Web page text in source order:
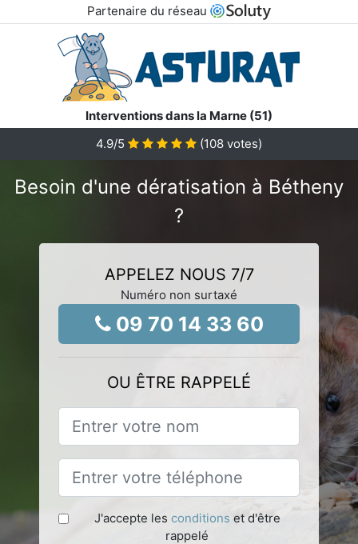
Partenaire du réseau
Interventions dans la Marne (51)
4.9/5 (108 votes)
Besoin d'une dératisation à Bétheny
?
APPELEZ NOUS 7/7
Numéro non surtaxé
09 70 14 33 60
OU ÊTRE RAPPELÉ
J'accepte les conditions et d'être
rappelé